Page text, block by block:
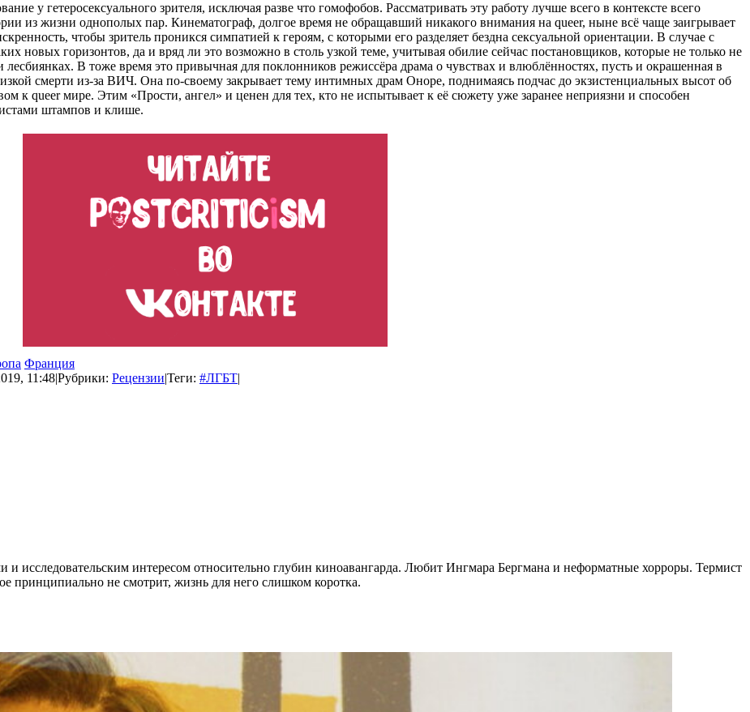
у гетеросексуального зрителя, исключая разве что гомофобов. Рассматривать эту работу лучше всего в контексте всего
из жизни однополых пар. Кинематограф, долгое время не обращавший никакого внимания на queer, ныне всё чаще заигрывает
чтобы зритель проникся симпатией к героям, с которыми его разделяет бездна сексуальной ориентации. В случае с
новых горизонтов, да и вряд ли это возможно в столь узкой теме, учитывая обилие сейчас постановщиков, которые не только не
В тоже время это привычная для поклонников режиссёра драма о чувствах и влюблённостях, пусть и окрашенная в
смерти из-за ВИЧ. Она по-своему закрывает тему интимных драм Оноре, поднимаясь подчас до экзистенциальных высот об
к queer мире. Этим «Прости, ангел» и ценен для тех, кто не испытывает к её сюжету уже заранее неприязни и способен
штампов и клише.
Франция
11:48|Рубрики: Рецензии|Теги: #ЛГБТ|
исследовательским интересом относительно глубин киноавангарда. Любит Ингмара Бергмана и неформатные хорроры. Термист
принципиально не смотрит, жизнь для него слишком коротка.